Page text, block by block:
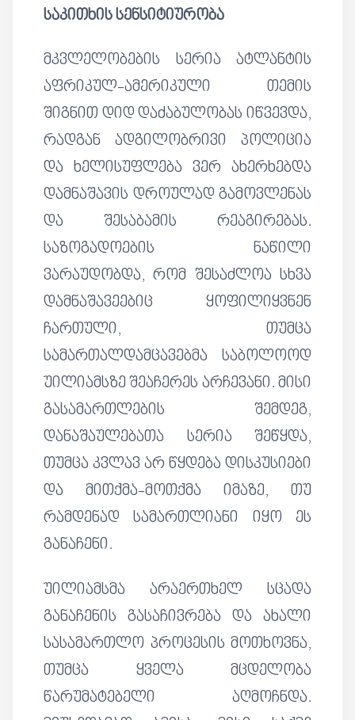
საკითხის სენსიტიურობა
მკვლელობების სერია ატლანტის
აფრიკულ-ამერიკული თემის
შიგნით დიდ დაძაბულობას იწვევდა,
რადგან ადგილობრივი პოლიცია
და ხელისუფლება ვერ ახერხებდა
დამნაშავის დროულად გამოვლენას
და შესაბამის რეაგირებას.
საზოგადოების ნაწილი
ვარაუდობდა, რომ შესაძლოა სხვა
დამნაშავეებიც ყოფილიყვნენ
ჩართული, თუმცა
სამართალდამცავებმა საბოლოოდ
უილიამსზე შეაჩერეს არჩევანი. მისი
გასამართლების შემდეგ,
დანაშაულებათა სერია შეწყდა,
თუმცა კვლავ არ წყდება დისკუსიები
და მითქმა-მოთქმა იმაზე, თუ
რამდენად სამართლიანი იყო ეს
განაჩენი.
უილიამსმა არაერთხელ სცადა
განაჩენის გასაჩივრება და ახალი
სასამართლო პროცესის მოთხოვნა,
თუმცა ყველა მცდელობა
წარუმატებელი აღმოჩნდა.